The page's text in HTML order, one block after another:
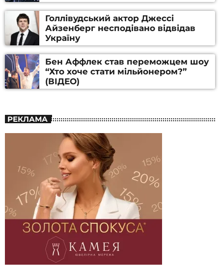
Голлівудський актор Джессі
Айзенберг несподівано відвідав
Україну
Бен Аффлек став переможцем шоу
“Хто хоче стати мільйонером?”
(ВІДЕО)
РЕКЛАМА